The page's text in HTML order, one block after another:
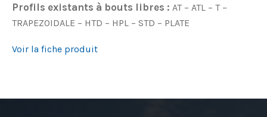
Profils existants à bouts libres : AT – ATL – T –
TRAPEZOIDALE – HTD – HPL – STD – PLATE
Voir la fiche produit